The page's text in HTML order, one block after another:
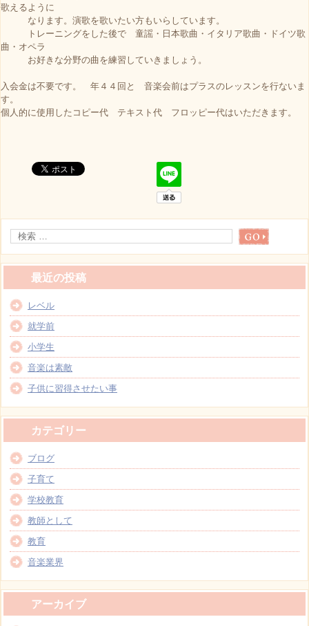
歌えるように
なります。演歌を歌いたい方もいらしています。
トレーニングをした後で 童謡・日本歌曲・イタリア歌曲・ドイツ歌
曲・オペラ
お好きな分野の曲を練習していきましょう。
入会金は不要です。 年４４回と 音楽会前はプラスのレッスンを行ないま
す。
個人的に使用したコピー代 テキスト代 フロッピー代はいただきます。
最近の投稿
レベル
就学前
小学生
音楽は素敵
子供に習得させたい事
カテゴリー
ブログ
子育て
学校教育
教師として
教育
音楽業界
アーカイブ